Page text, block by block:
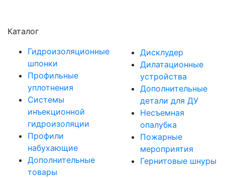
Каталог
Гидроизоляционные
шпонки
Профильные
уплотнения
Системы
инъекционной
гидроизоляции
Профили
набухающие
Дополнительные
товары
Дисклудер
Дилатационные
устройства
Дополнительные
детали для ДУ
Несъемная
опалубка
Пожарные
мероприятия
Гернитовые шнуры